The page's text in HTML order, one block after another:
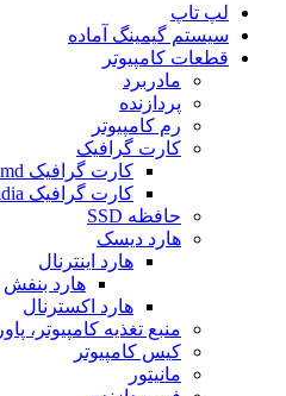
لپ تاپ
سیستم گیمینگ آماده
قطعات کامپیوتر
مادربرد
پردازنده
رم کامپیوتر
کارت گرافیک
کارت گرافیک amd
کارت گرافیک nvidia
حافظه SSD
هارد دیسک
هارد اینترنال
هارد بنفش
هارد اکسترنال
منبع تغذیه کامپیوتر، پاور
کیس کامپیوتر
مانیتور